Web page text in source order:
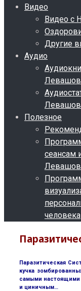
Видео
Видео с
Другие
Аудио
Полезное
сеансам
человека
Паразитическая
кучка
самыми настоящими
и циничным…